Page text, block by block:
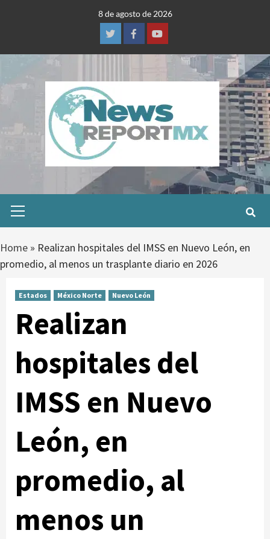
8 de agosto de 2026
TwitterFacebookYoutube
Menu
Home » Realizan hospitales del IMSS en Nuevo León, en
promedio, al menos un trasplante diario en 2026
Estados México Norte Nuevo León
Realizan
hospitales del
IMSS en Nuevo
León, en
promedio, al
menos un